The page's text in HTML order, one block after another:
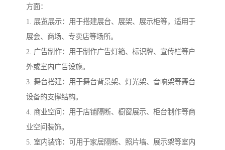
方面：
1. 展览展示：用于搭建展台、展架、展示柜等，适用于
展会、商场、专卖店等场所。
2. 广告制作：用于制作广告灯箱、标识牌、宣传栏等户
外或室内广告设施。
3. 舞台搭建：用于舞台背景架、灯光架、音响架等舞台
设备的支撑结构。
4. 商业空间：用于店铺隔断、橱窗展示、柜台制作等商
业空间装饰。
5. 室内装饰：可用于家居隔断、照片墙、展示架等室内